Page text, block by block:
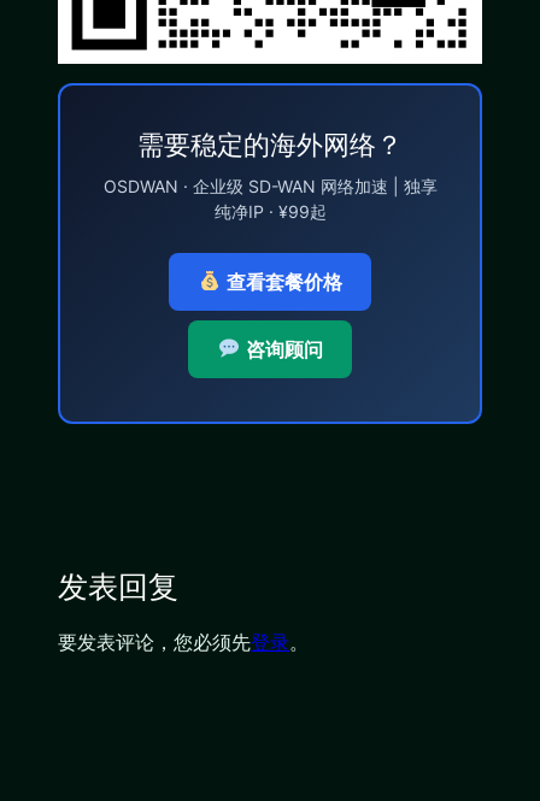
需要稳定的海外网络？
OSDWAN · 企业级 SD-WAN 网络加速 | 独享
纯净IP · ¥99起
查看套餐价格
咨询顾问
发表回复
要发表评论，您必须先登录。